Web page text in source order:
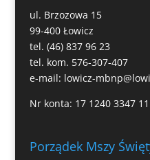
ul. Brzozowa 15
99-400 Łowicz
tel. (46) 837 96 23
tel. kom. 576-307-407
e-mail: lowicz-
Nr konta: 17 1240 3347
Porządek Mszy